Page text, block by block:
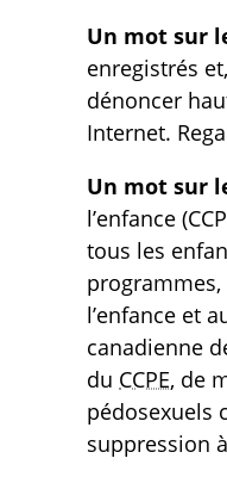
Un mot sur
enregistrés
dénoncer
Internet.
Un mot sur
l’enfance
tous les
programmes,
l’enfance et
canadienne
du CCPE, de
pédosexuels
suppression